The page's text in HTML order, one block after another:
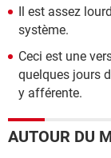
Il est assez
système.
Ceci est une
quelques jours
y afférente.
AUTOUR DU